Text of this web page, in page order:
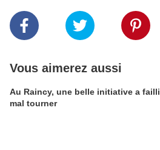
Vous aimerez aussi
Au Raincy, une belle initiative a failli
mal tourner